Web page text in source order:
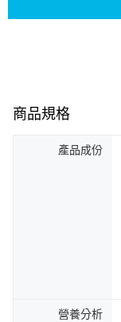
商品規格
產品成份
營養分析